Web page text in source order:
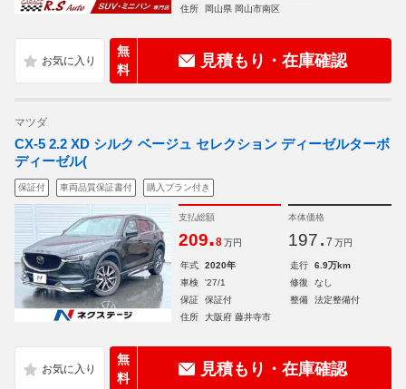
住所
岡山県 岡山市南区
無
料
見積もり・在庫確認
マツダ
CX-5 2.2 XD シルク ベージュ セレクション ディーゼルターボ
ディーゼル(
保証付 車両品質保証書付 購入プラン付き
支払総額
209.8 万円
本体価格
197. 7 万円
年式 2020年 走行
6.9万km
車検
'27/1 修復
なし
保証
保証付 整備
法定整備付
住所
大阪府 藤井寺市
無
料
見積もり・在庫確認